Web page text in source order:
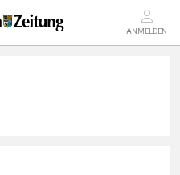
ANMELDEN